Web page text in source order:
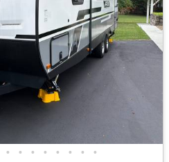
• • • • • • • •